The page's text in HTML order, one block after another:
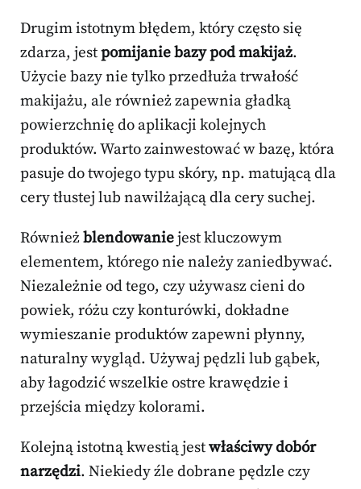
Drugim istotnym błędem, który często się
zdarza, jestpomijanie bazy pod makijaż.
Użycie bazy nie tylko przedłuża trwałość
makijażu, ale również zapewnia gładką
powierzchnię do aplikacji kolejnych
produktów. Warto zainwestować w bazę, która
pasuje do twojego typu skóry, np. matującą dla
cery tłustej lub nawilżającą dla cery suchej.
Równieżblendowaniejest kluczowym
elementem, którego nie należy zaniedbywać.
Niezależnie od tego, czy używasz cieni do
powiek, różu czy konturówki, dokładne
wymieszanie produktów zapewni płynny,
naturalny wygląd. Używaj pędzli lub gąbek,
aby łagodzić wszelkie ostre krawędzie i
przejścia między kolorami.
Kolejną istotną kwestią jestwłaściwy dobór
narzędzi. Niekiedy źle dobrane pędzle czy